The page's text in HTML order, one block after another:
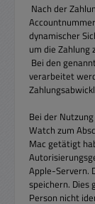
Nach der
dynamischer
um die Zahlung
Bei den
verarbeitet
Bei der
Watch zum
Mac getätigt
Apple-Servern.
speichern. Dies
Person nicht